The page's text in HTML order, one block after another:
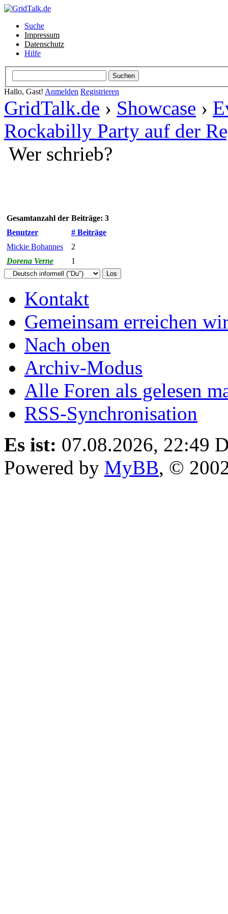
Suche
Impressum
Datenschutz
Hilfe
Hallo, Gast! Anmelden Registrieren
GridTalk.de › Showcase ›
Rockabilly Party auf der
Wer schrieb?
Gesamtanzahl der Beiträge: 3
Benutzer
# Beiträge
Mickie Bohannes
2
Dorena Verne
1
Kontakt
Gemeinsam erreichen
Nach oben
Archiv-Modus
Alle Foren als gelesen
RSS-Synchronisation
Es ist: 07.08.2026, 22:49
Powered by MyBB, ©